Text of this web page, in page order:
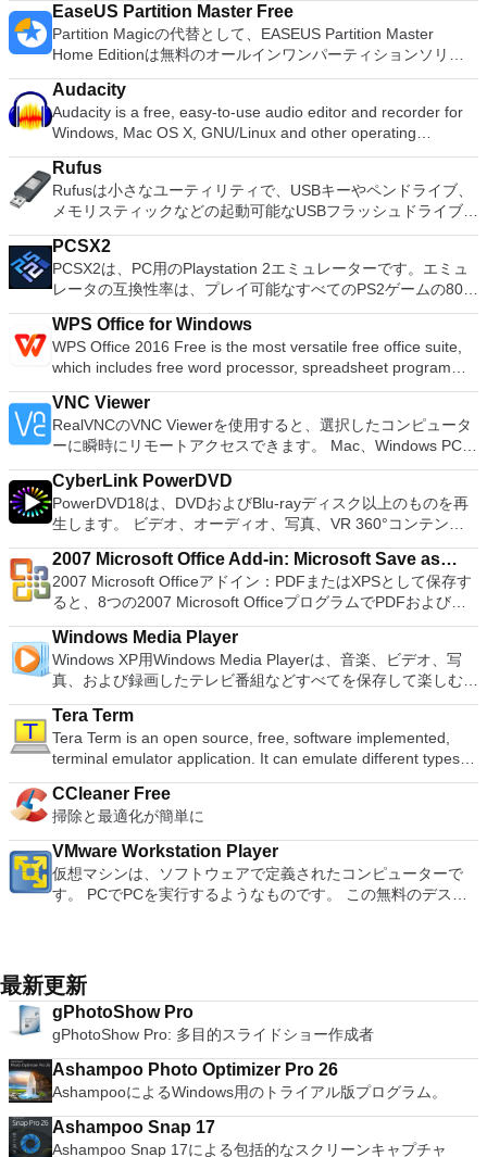
EaseUS Partition Master Free
Partition Magicの代替として、EASEUS Partition Master
Home Editionは無料のオールインワンパーティションソリュ
ーションおよびディスク管理ユーティリティです。パーティシ
ョンの拡張（特にシステムドライブ用）、ディスク領域の管
理、MBRおよびGUIDパーティションテーブル（GPT）ディス
クのディスク領域不足の問題の解決を可能にします。 パーテ
ィションのサイズ変更/移動システムドライブを拡張するディ
スクとパーティションをコピーパーティションをマージ分割パ
ーティション空き領域を再分配するダイナミックディスクの変
換パーティションを回復する
Audacity
Audacity is a free, easy-to-use audio editor and recorder for
Windows, Mac OS X, GNU/Linux and other operating
systems. You can use Audacity to: Record live audio. Convert
tapes and records into digital recordings or CDs. Edit Ogg
Vorbis, MP3, WAV or AIFF sound files. Cut, copy, splice or mix
sounds together. Change the speed or pitch of a recording.
Add new effects with LADSPA plug-ins. And more!
Rufus
Rufusは小さなユーティリティで、USBキーやペンドライブ、
メモリスティックなどの起動可能なUSBフラッシュドライブを
フォーマットおよび作成できます。 Rufusは、次のシナリオで
役立ちます。 Windows、Linux、およびUEFI用の起動可能な
ISOからUSBインストールメディアを作成する必要がある場
合。 OSがインストールされていないシステムで作業する必要
がある場合。 BIOSまたはその他のファームウェアをDOSから
フラッシュする必要がある場合。 低レベルのユーティリティ
を実行する必要がある場合。 Rufusは次の* ISOで動作しま
す：Arch Linux、Archbang、BartPE / pebuilder、CentOS、
Damn Small Linux、Fedora、FreeDOS、Gentoo、
gNewSense、Hiren&#39;s Boot CD、LiveXP、Knoppix、
Kubuntu、Linux Mint、NT Password Registry Editor、
OpenSUSE、Parted Magic、Slackware、Tails、Trinity
Rescue Kit、Ubuntu、Ultimate Boot CD、Windows XP（SP2
以降）、Windows Server 2003 R2、Windows Vista、
Windows 7、Windows 8。 *このリストは完全ではありませ
ア語、マレーシア語、セシュティナ、ダンスク、ドイツ語、英
語、スペイン語、フランス語、フルバツキー、イタリア語、ラ
トヴィエシュ、リエトゥビウ、マジャール、オランダ、ノルス
ク、ポルスキ、ポルトガル、ポルトガル、スロヴェンスキー、
スロベンツキー、スロヴェンスキーSrpski、Suomi、
Svenska、Türkçe。
PCSX2
PCSX2は、PC用のPlaystation 2エミュレーターです。エミュ
レータの互換性率は、プレイ可能なすべてのPS2ゲームの80％
以上を誇っています。かなり強力なコンピューターを所有して
いる場合、PCSX2は優れたエミュレーターです。また、この
アプリケーションはローエンドコンピューターのサポートも提
供するため、Playstation 2コンソールのすべての所有者は、
PCで動作するゲームを見ることができます。 PCSX2エミュレ
ーターを使用すると、PS2コントローラーを使用して、本物の
プレイステーション体験をシミュレートできます。このアプリ
ケーションでは、ディスクからゲームを直接実行することも、
ハードドライブからISOイメージとして実行することもできま
す。 主な機能は次のとおりです。 Savestates：ボタンを1つ
押すだけで、ゲームの現在の「状態」を保存できます。 無制
限のメモリーカード：好きなだけメモリーカードを保存でき、
8MBから64MBまでの単一の物理カードに制限されなくなりま
した。 高解像度グラフィックス：PCSX2を使用すると、
1080pまたは4K HDでゲームをプレイできます。 全体とし
ゲームを高い精度でエミュレートでき、Windowsとエミュレ
ーターを切り替えることができます。欠点は、高速ゲームに苦
労し、時々フリーズまたはクラッシュすることです。* PCSX2
を使用するには、コンソールから抽出できるPlaystation 2
BIOSが必要です。
WPS Office for Windows
WPS Office 2016 Free is the most versatile free office suite,
which includes free word processor, spreadsheet program
and presentation maker. With these three programs you will
easily be able to deal with any office related tasks. WPS
Office 2016 Free has multiple language support for English,
French, German, Spanish, Portuguese,Russian and Polish
languages. To switch between languages requires only a
single click! Despite being a free suite, WPS Office comes
with many innovative features, such as the paragraph
adjustment tool and multiple tabbed feature. It also has a PDF
converter, spell check and word count feature. WPS Office
2016 Personal Edition supports switching language UI,File
Roaming and Docer online templates. Key features include:
Writer Efficient word processor. Presentation Multimedia
presentations creator. Spreadsheets Powerful tool for data
processing and analysis. 100% compatible with MS Office
document file types (.docx, .pptx, .xlsx, etc.). Thousands of
support (iOS and Android). WPS Cloud Storage included.
Although it is a free suite, WPS Office 2016 Free comes with
many innovative features, including a useful a paragraph
adjustment tool int he Writer program. It has an Office to PDF
converter, automatic spell checking and word count features.
It also has some neat tools such as the Watermark in
document, and converting PowerPoint to Word document
support. Overall, WPS Office 2016 Free is a good alternative
to Microsoft's offering. The Writer program is a versatile word
processor; the Presentation program is an easy to use and
VNC Viewer
RealVNCのVNC Viewerを使用すると、選択したコンピュータ
ーに瞬時にリモートアクセスできます。 Mac、Windows PC、
またはLinuxマシン、世界中のどこからでも。 VNC Viewerを
使用すると、コンピューターのデスクトップを表示したり、コ
ンピューターの前に直接座っているかのようにマウスとキーボ
ードを制御したりできます。 VNC Viewerは、インストールと
使用が簡単です。制御したいデバイスでインストーラーを実行
し、指示に従ってください。オプションで、Windowsでのリ
モート展開に使用可能なMSIがあります。デスクトッププラッ
トフォームにVNC Viewerをインストールする権限がない場合
は、スタンドアロンオプションを選択する必要があります。
主な機能は次のとおりです。 クラウドサービスを介してVNC
Connectを実行しているコンピューターに接続します。 Apple
Screen Sharing（ARD）などのサードパーティ製のVNC互換
ソフトウェアを実行しているコンピューターに直接接続しま
す。 各デバイスでVNC Viewerにサインインして、すべてのデ
バイス間の接続をバックアップおよび同期します。 仮想キー
の高度なキーが含まれています。 Bluetoothキーボードのサポ
ート。 VNC Connectサブスクリプションには、無料、有料、
試用の3つのバージョンがあります。 制御する必要のあるマシ
ンごとに、RealVNCのWebサイトにアクセスして、各コンピ
ューターにVNC Connectをダウンロードするだけです。次
に、RealVNCアカウントの資格情報を使用して、ローカルマ
はすぐに各コンピューターをパスワードで保護します。コンピ
ューターへのログインに使用するのと同じユーザー名とパスワ
ードを入力するだけです。 WIN 7,8,8.1,10をサポートしま
す。 VNC ViewerのMacバージョンをお探しですか？ここから
ダウンロード
CyberLink PowerDVD
PowerDVD18は、DVDおよびBlu-rayディスク以上のものを再
生します。 ビデオ、オーディオ、写真、VR 360°コンテン
ツ、さらにはYouTubeやVimeoにとっても、PowerDVD18は重
要なエンターテイメントの仲間です。 Ultra HD HDR TVとサ
ラウンドサウンドシステムの可能性を解き放ち、360°ビデオ
の増え続けるコレクションへのアクセスで仮想世界に没頭する
か、PCまたはラップトップでの比類のない再生サポートと独
自の強化により、どこにいても簡単にリラックスできます。
新機能は次のとおりです。 4K DHR向けに最適化 Ultra HD
Blu-ray、4K、HEVC / H.265およびHDR10コンテンツをサポー
ト全画面モードで21：9モニターで2.35：1の映画を見る常時
オンのミニビューでYouTubeライブを見る YouTubeおよび
Vimeoで4K HDRおよび360ビデオを再生 VRエクスペリエンス
の向上：Microsoft Mixed Realityヘッドセット、HTC、VIVE、
およびOculus Riftをサポート Fire TVとキャストのサポート
注：これは商用トライアルです。
2007 Microsoft Office Add-in: Microsoft Save as
PDF or XPS
2007 Microsoft Officeアドイン：PDFまたはXPSとして保存す
ると、8つの2007 Microsoft OfficeプログラムでPDFおよび
XPS形式にエクスポートして保存できます。このツールを使用
すると、これらのプログラムのサブセットでPDF形式および
XPS形式の電子メール添付ファイルとして送信することもでき
ます（特定の機能はプログラムによって異なります）。 この
ダウンロードは、次のOfficeプログラムで動作します。
Microsoft Office Access 2007。 Microsoft Office Excel 2007。
Microsoft Office InfoPath 2007。 Microsoft Office OneNote
2007。 Microsoft Office PowerPoint 2007。 Microsoft Office
Publisher 2007。 Microsoft Office Visio 2007。 Microsoft
Office Word 2007。 2007 Microsoft Officeプログラムのこの
Microsoft Save as PDFまたはXPSアドインは、2007 Microsoft
Office systemソフトウェアの補足条項であり、2007 Microsoft
Office systemソフトウェアのライセンス条項の対象となりま
す。 システム要件：サポートされているオペレーティングシ
Windows Media Player
Windows XP用Windows Media Playerは、音楽、ビデオ、写
真、および録画したテレビ番組などすべてを保存して楽しむ最
適な機能を搭載しています。 再生、表示、外出先で楽しむた
めのポータブル デバイスとの同期、さらには家中のデバイス
との共有も、すべて1か所で行えます。 シンプルなデザイン -
まったく新しい外観でデジタル エンターテイメントを楽しめ
ます。 大好きな音楽をより多く - デジタル音楽体験がさらに
楽しくなります。 エンターテイメントをすべて1つの場所に -
音楽、ビデオ、写真、録画したテレビ番組をすべて保存して楽
しめます。 どこでも楽しめる - どこにいても音楽、ビデオ、
写真にアクセスできます。
Tera Term
Tera Term is an open source, free, software implemented,
terminal emulator application. It can emulate different types of
computer terminals, from DEC VT100 to DEC VT382, and it
supports telnet, SSH 1 & 2 and serial port connections. It also
has a built-in macro scripting language and some other useful
plugins. Key features include: Automatically creates logs with
unique log names. Supports SSH, standard telnet and serial
ports. Supports dec/digital/vt terminal standards. Tera Term is
a useful application, which allows the connection to any
system resources. So, if you need a free terminal emulator,
which is easy to master and supports remote Telnet or SSH
host connections then Tera Term is a good choice.
CCleaner Free
掃除と最適化が簡単に
VMware Workstation Player
仮想マシンは、ソフトウェアで定義されたコンピューターで
す。 PCでPCを実行するようなものです。 この無料のデスク
主な機能は次のとおりです。 1台のPCで複数のオペレーティ
ングシステムを同時に実行します。 インストールや構成の問
題なしに、事前構成された製品の利点を体験してください。
ホストコンピューターと仮想マシン間でデータを共有します。
32ビットと64ビットの両方の仮想マシンを実行します。 2-
way Virtual SMPを活用します。 サードパーティの仮想マシン
とイメージを使用します。 ホストコンピューターと仮想マシ
ン間でデータを共有します。 幅広いホストおよびゲストオペ
レーティングシステムのサポート。 USB 2.0デバイスのサポー
最新更新
gPhotoShow Pro
gPhotoShow Pro: 多目的スライドショー作成者
Ashampoo Photo Optimizer Pro 26
AshampooによるWindows用のトライアル版プログラム。
Ashampoo Snap 17
Ashampoo Snap 17による包括的なスクリーンキャプチャ